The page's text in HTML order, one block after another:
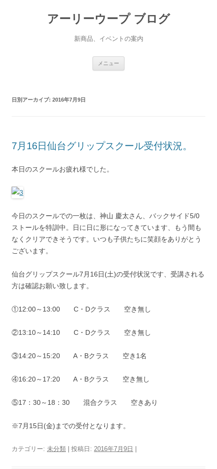
アーリーウープ ブログ
新商品、イベントの案内
メニュー
日別アーカイブ: 2016年7月9日
7月16日仙台グリップスクール受付状況。
本日のスクールお疲れ様でした。
今日のスクールでの一枚は、神山 慶太さん、バックサイド5/0
ストールを特訓中。日に日に形になってきています、もう間も
なくクリアできそうです。いつも子供たちに笑顔をありがとう
ございます。
仙台グリップスクール7月16日(土)の受付状況です、受講される
方は確認お願い致します。
①12:00～13:00 C・Dクラス 空き無し
②13:10～14:10 C・Dクラス 空き無し
③14:20～15:20 A・Bクラス 空き1名
④16:20～17:20 A・Bクラス 空き無し
⑤17：30～18：30 混合クラス 空きあり
※7月15日(金)までの受付となります。
カテゴリー: 未分類 | 投稿日: 2016年7月9日